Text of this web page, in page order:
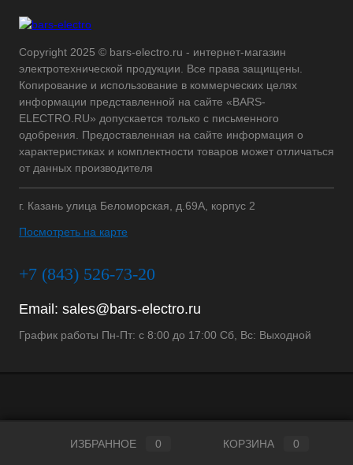
Copyright 2025 © bars-electro.ru - интернет-магазин
электротехнической продукции. Все права защищены.
Копирование и использование в коммерческих целях
информации представленной на сайте «BARS-
ELECTRO.RU» допускается только с письменного
одобрения. Предоставленная на сайте информация о
характеристиках и комплектности товаров может отличаться
от данных производителя
г. Казань улица Беломорская, д.69А, корпус 2
Посмотреть на карте
+7 (843) 526-73-20
Email: sales@bars-electro.ru
График работы Пн-Пт: с 8:00 до 17:00 Сб, Вс: Выходной
ИЗБРАННОЕ 0 КОРЗИНА 0